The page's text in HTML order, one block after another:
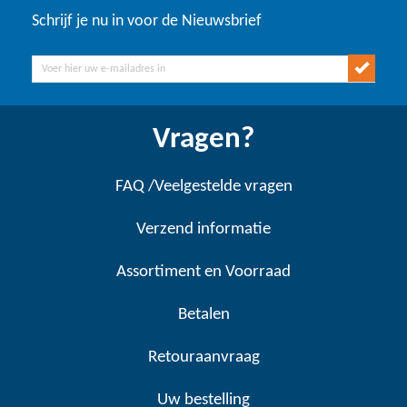
Schrijf je nu in voor de Nieuwsbrief
Vragen?
FAQ /Veelgestelde vragen
Verzend informatie
Assortiment en Voorraad
Betalen
Retouraanvraag
Uw bestelling